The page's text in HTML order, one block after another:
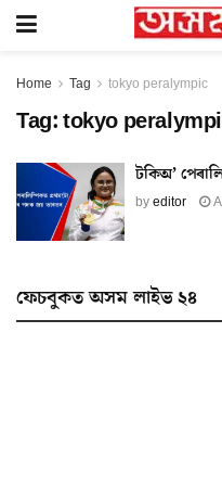
Home Tag tokyo peralympic
Tag:tokyo
টকিঅ’
byeditor
ফেচবুকত অসম লাইভ ২৪